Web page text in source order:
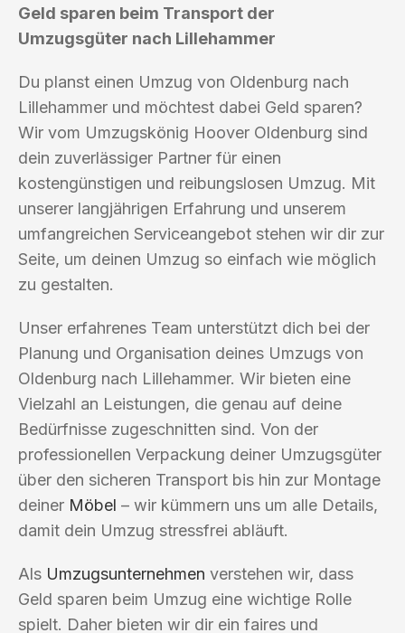
Geld sparen beim Transport der
Umzugsgüter nach Lillehammer
Du planst einen Umzug von Oldenburg nach
Lillehammer und möchtest dabei Geld sparen?
Wir vom Umzugskönig Hoover Oldenburg sind
dein zuverlässiger Partner für einen
kostengünstigen und reibungslosen Umzug. Mit
unserer langjährigen Erfahrung und unserem
umfangreichen Serviceangebot stehen wir dir zur
Seite, um deinen Umzug so einfach wie möglich
zu gestalten.
Unser erfahrenes Team unterstützt dich bei der
Planung und Organisation deines Umzugs von
Oldenburg nach Lillehammer. Wir bieten eine
Vielzahl an Leistungen, die genau auf deine
Bedürfnisse zugeschnitten sind. Von der
professionellen Verpackung deiner Umzugsgüter
über den sicheren Transport bis hin zur Montage
deiner Möbel – wir kümmern uns um alle Details,
damit dein Umzug stressfrei abläuft.
Als Umzugsunternehmen verstehen wir, dass
Geld sparen beim Umzug eine wichtige Rolle
spielt. Daher bieten wir dir ein faires und